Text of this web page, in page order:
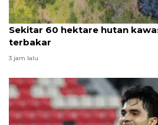
Sekitar 60 hektare hutan
terbakar
3 jam lalu